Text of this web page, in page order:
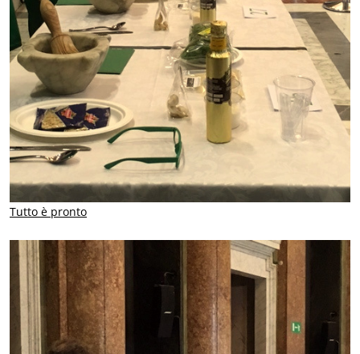
Tutto è pronto